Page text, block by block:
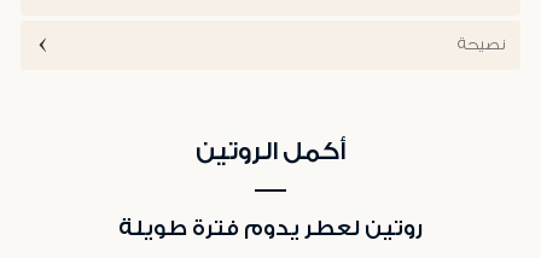
نصيحة
أكمل الروتين
روتين لعطر يدوم فترة طويلة